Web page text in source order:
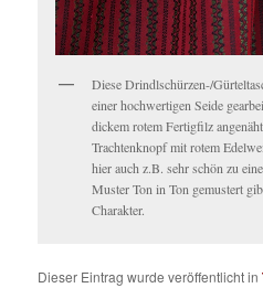
Diese Drindlschürzen-/
einer hochwertigen Seide
dickem rotem Fertigfilz
Trachtenknopf mit rotem
hier auch z.B. sehr schön zu
Muster Ton in Ton gemustert
Charakter.
Dieser Eintrag wurde veröffentlicht in